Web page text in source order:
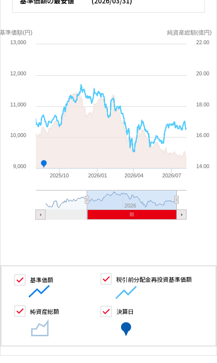
基準価額(円) 純資産総額(億円)
2026/01 2026/07
2025/10 2026/04
2026
9,000
10,000
11,000
12,000
13,000
14.00
16.00
18.00
20.00
22.00
基準価額 税引前分配金再投資基準価額
純資産総額 決算日